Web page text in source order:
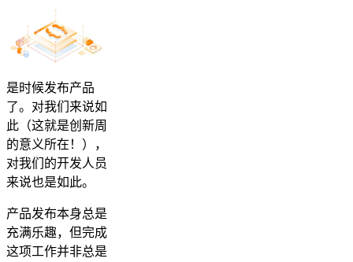
是时候发布产品
了。对我们来说如
此（这就是创新周
的意义所在！），
对我们的开发人员
来说也是如此。
产品发布本身总是
充满乐趣，但完成
这项工作并非总是